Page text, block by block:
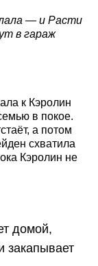
— и Расти
в гараж
к Кэролин
в покое.
а потом
схватила
Кэролин не
домой,
закапывает